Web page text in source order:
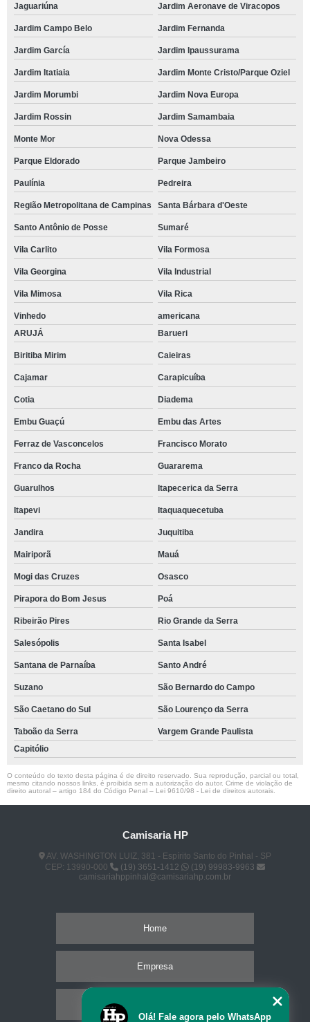
Jaguariúna Jardim Aeronave de Viracopos
Jardim Campo Belo Jardim Fernanda
Jardim García Jardim Ipaussurama
Jardim Itatiaia Jardim Monte Cristo/Parque Oziel
Jardim Morumbi Jardim Nova Europa
Jardim Rossin Jardim Samambaia
Monte Mor Nova Odessa
Parque Eldorado Parque Jambeiro
Paulínia Pedreira
Região Metropolitana de Campinas Santa Bárbara d'Oeste
Santo Antônio de Posse Sumaré
Vila Carlito Vila Formosa
Vila Georgina Vila Industrial
Vila Mimosa Vila Rica
Vinhedo
americana
ARUJÁ
Barueri
Biritiba Mirim Caieiras
Cajamar Carapicuíba
Cotia Diadema
Embu Guaçú Embu das Artes
Ferraz de Vasconcelos Francisco Morato
Franco da Rocha Guararema
Guarulhos Itapecerica da Serra
Itapevi Itaquaquecetuba
Jandira Juquitiba
Mairiporã Mauá
Mogi das Cruzes Osasco
Pirapora do Bom Jesus Poá
Ribeirão Pires Rio Grande da Serra
Salesópolis Santa Isabel
Santana de Parnaíba Santo André
Suzano São Bernardo do Campo
São Caetano do Sul São Lourenço da Serra
Taboão da Serra
Vargem Grande Paulista
Capitólio
O conteúdo do texto desta página é de direito reservado. Sua reprodução, parcial ou total,
mesmo citando nossos links, é proibida sem a autorização do autor. Crime de violação de
direito autoral – artigo 184 do Código Penal – Lei 9610/98 - Lei de direitos autorais
Camisaria HP
AV. WASHINGTON LUIZ, 381 - Espírito Santo do Pinhal - SP
CEP: 13990-000
(19) 3651-1412
(19) 99983-9963
camisariahppinhal@camisariahp.com.br
Home
Empresa
Olá! Fale agora pelo WhatsApp